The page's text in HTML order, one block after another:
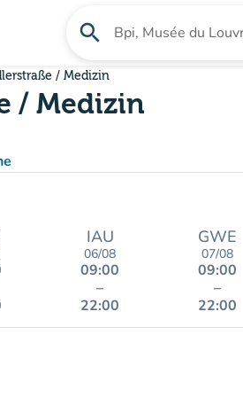
search Chwilio am sefydliad
/ Medizin
/ Medizin
IAU
06/08
09:00
–
22:00
GWE
07/08
09:00
–
22:00